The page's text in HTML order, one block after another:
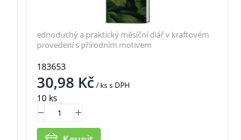
183653
30,98 Kč/ kss DPH
10 ks
ednoduchý a praktický měsíční diář v kraftovém
provedení s přírodním motivem